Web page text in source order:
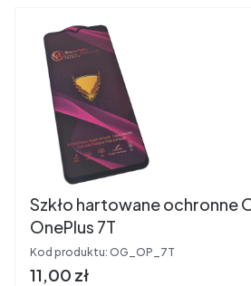
Szkło hartowane ochronne
OnePlus 7T
Kod produktu: OG_OP_7T
Cena
11,00 zł